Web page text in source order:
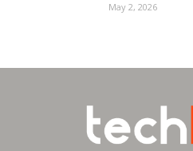
May 2, 2026